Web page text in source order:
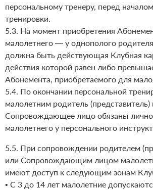
персональному тренеру, перед
тренировки.
5.3. На момент приобретения
малолетнего — у однополого
должна быть действующая Клубная
действия которой равен либо
Абонемента, приобретаемого для
5.4. По окончании персональной
малолетним родитель (представитель)
Сопровождающее лицо обязаны лично
малолетнего у персонального
5.5. При сопровождении родителем
или Сопровождающим лицом
имеют доступ к следующим зонам
• С 3 до 14 лет малолетние